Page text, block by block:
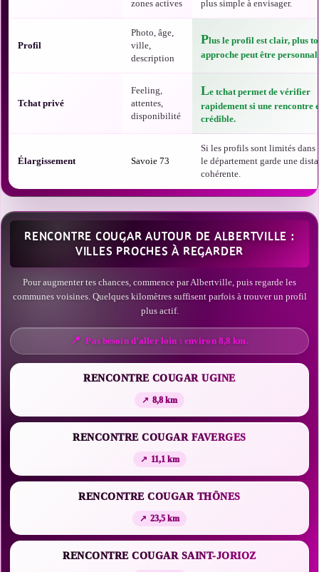
zones actives
plus simple à envisager.
Profil
Photo, âge,
ville,
description
Plus le profil est clair, plus
approche peut être
Tchat privé
Feeling,
attentes,
disponibilité
Le tchat permet de vérifier
rapidement si une rencontre
crédible.
Élargissement Savoie 73
Si les profils sont limités dans
le département garde une
cohérente.
RENCONTRE COUGAR AUTOUR DE ALBERTVILLE :
VILLES PROCHES À REGARDER
Pour augmenter tes chances, commence par Albertville, puis regarde les
communes voisines. Quelques kilomètres suffisent parfois à trouver un profil
plus actif.
Pas besoin d’aller loin : environ 8,8 km.
RENCONTRE COUGAR UGINE
8,8 km
RENCONTRE COUGAR FAVERGES
11,1 km
RENCONTRE COUGAR THÔNES
23,5 km
RENCONTRE COUGAR SAINT-JORIOZ